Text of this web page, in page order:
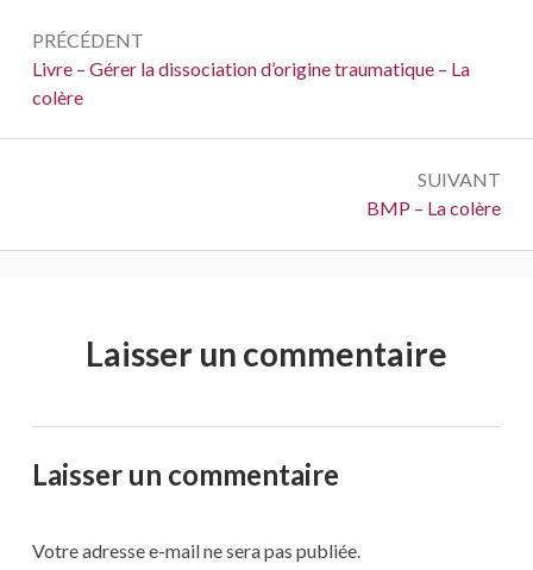
de
l’article
PRÉCÉDENT
Précédent :
Livre – Gérer la dissociation d’origine traumatique – La
colère
SUIVANT
Suivant :
BMP – La colère
Laisser un commentaire
Laisser un commentaire
Votre adresse e-mail ne sera pas publiée.